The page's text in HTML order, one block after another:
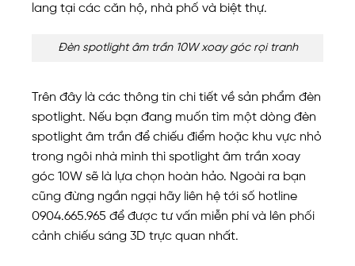
lang tại các căn hộ, nhà phố và biệt thự.
Đèn spotlight âm trần 10W xoay góc rọi tranh
Trên đây là các thông tin chi tiết về sản phẩm đèn
spotlight. Nếu bạn đang muốn tìm một dòng đèn
spotlight âm trần để chiếu điểm hoặc khu vực nhỏ
trong ngôi nhà mình thì spotlight âm trần xoay
góc 10W sẽ là lựa chọn hoàn hảo. Ngoài ra bạn
cũng đừng ngần ngại hãy liên hệ tới số hotline
0904.665.965 để được tư vấn miễn phí và lên phối
cảnh chiếu sáng 3D trực quan nhất.